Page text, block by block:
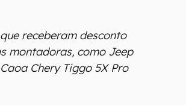
receberam desconto
montadoras, como Jeep
Chery Tiggo 5X Pro